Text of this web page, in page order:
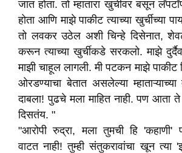
जात होता. तो म्हातारा खुर्चीवर बसून
होता आणि माझे पाकीट त्याच्या खुर्चीच्या
तो लवकर उठेल अशी चिन्हे दिसेनात,
करून त्याच्या खुर्चीकडे सरकलो. माझे
माझी चाहूल लागली. मी पटकन माझे
ओरडण्याचा बेतात असलेल्या म्हाताऱ्याच्या
दाबला! पुढचे मला माहित नाही. पण आता ते
दिसतंय. "
"आरोपी रुद्रा, मला तुमची हि 'कहाणी'
वाटत नाही! तुम्ही संतुकरावांचा खून त्या